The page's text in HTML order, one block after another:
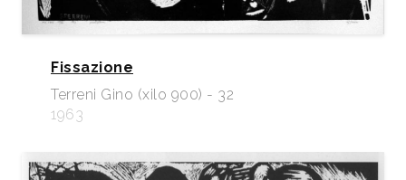
Fissazione
Terreni Gino (xilo 900) - 32
1963